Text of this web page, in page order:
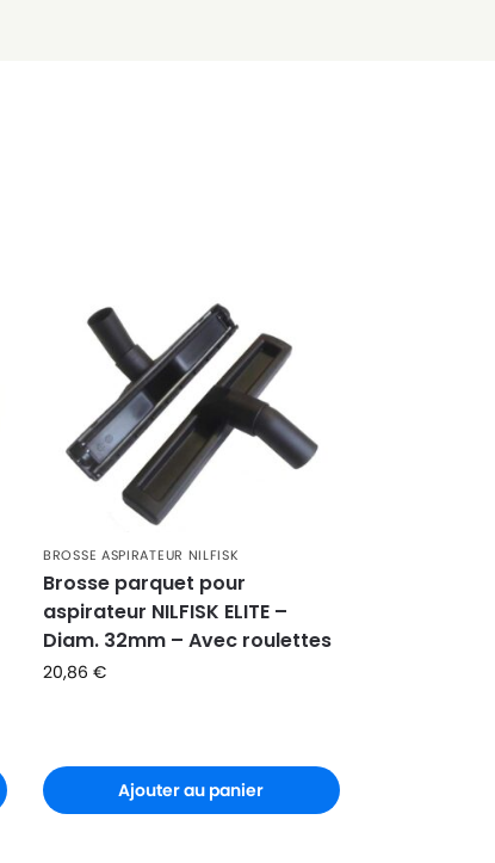
BROSSE ASPIRATEUR NILFISK
Brosse parquet pour
aspirateur NILFISK ELITE –
Diam. 32mm – Avec roulettes
20,86€
Ajouter au panier